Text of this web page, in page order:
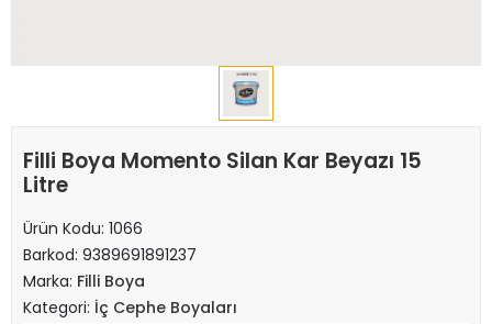
Filli Boya Momento Silan Kar Beyazı 15
Litre
Ürün Kodu: 1066
Barkod: 9389691891237
Marka: Filli Boya
Kategori: İç Cephe Boyaları